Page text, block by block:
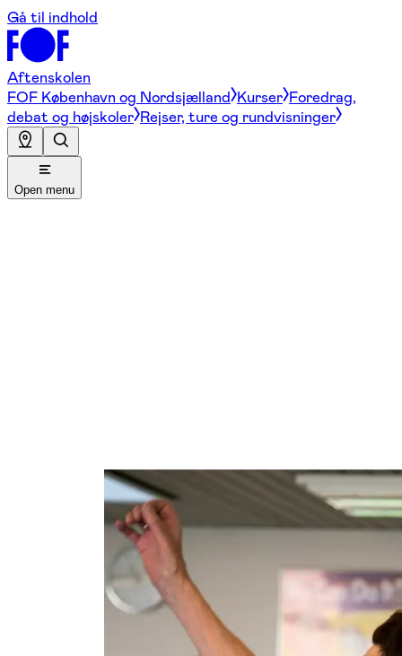
Gå til indhold
Aftenskolen
FOF København og Nordsjælland Kurser Foredrag,
debat og højskoler Rejser, ture og rundvisninger
Open menu